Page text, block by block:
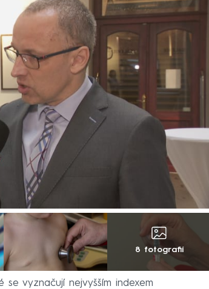
8 fotografií
se vyznačují nejvyšším indexem